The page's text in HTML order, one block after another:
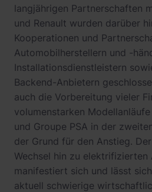
langjährigen Partnerschaften
und Renault wurden darüber
Kooperationen und
Automobilherstellern und -
Installationsdienstleistern
Backend-Anbietern
auch die Vorbereitung vieler
volumenstarken
und Groupe PSA in der
der Grund für den Anstieg.
Wechsel hin zu elektrifizierten
manifestiert sich und lässt
aktuell schwierige